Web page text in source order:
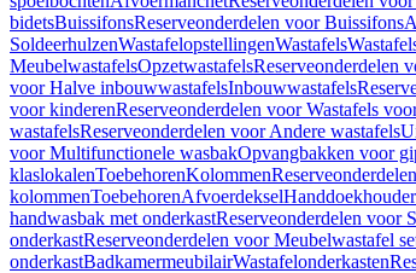
bidetsBuissifonsReserveonderdelen voor Buissifons
SoldeerhulzenWastafelopstellingenWastafels
MeubelwastafelsOpzetwastafelsReserveonderdelen
voor Halve inbouwwastafelsInbouwwastafels
voor kinderenReserveonderdelen voor Wastafels
wastafelsReserveonderdelen voor Andere wastafels
voor Multifunctionele wasbakOpvangbakken voor
klaslokalenToebehorenKolommen
kolommenToebehorenAfvoerdekselHanddoekhouder
handwasbak met onderkastReserveonderdelen voor
onderkastReserveonderdelen voor Meubelwastafel
onderkastBadkamermeubilairWastafelonderkasten